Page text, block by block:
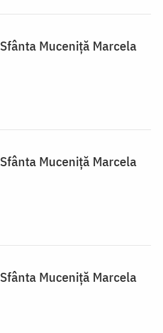
Sfânta Muceniță Marcela
Sfânta Muceniță Marcela
Sfânta Muceniță Marcela